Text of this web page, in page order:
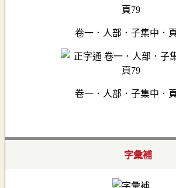
卷一．人部．子集中．
卷一．人部．子集中．
字彙補